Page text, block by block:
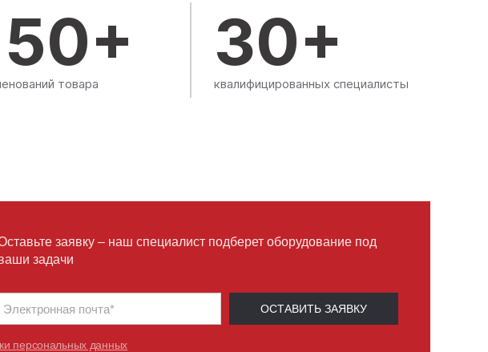
товара
30+
квалифицированных специалисты
заявку – наш специалист подберет оборудование под
задачи
ОСТАВИТЬ ЗАЯВКУ
персональных данных